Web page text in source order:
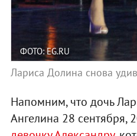
ФОТО: EG.RU
Лариса Долина снова
Напомним, что дочь
Ангелина 28 сентября,